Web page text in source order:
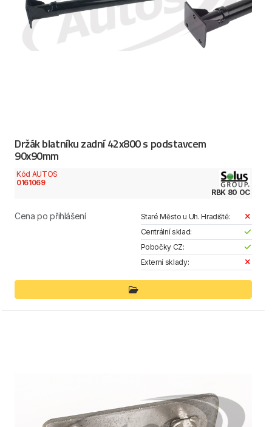
Držák blatníku zadní 42x800 s podstavcem
90x90mm
Kód AUTOS
0161069
RBK 80 OC
Cena po přihlášení
Staré Město u Uh. Hradiště:
Centrální sklad:
Pobočky CZ:
Externí sklady: